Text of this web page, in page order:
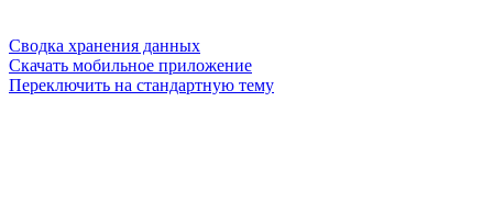
Сводка хранения данных
Скачать мобильное приложение
Переключить на стандартную тему